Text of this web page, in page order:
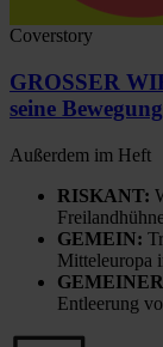
Coverstory
GROSSER
seine
Außerdem im Heft
RISKANT:
GEMEIN:
Mitteleuropa
Entleerung